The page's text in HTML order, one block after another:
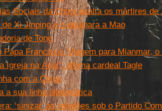
Sociais da China exalta os mártires de
Xi Jinping e o equipara a Mao
de Tong
Papa Francisco. Viagem para Mianmar,
Igreja na Ásia'', afirma cardeal Tagle
com a China
a sua linha diplomática
‘sinizar’ as religiões sob o Partido